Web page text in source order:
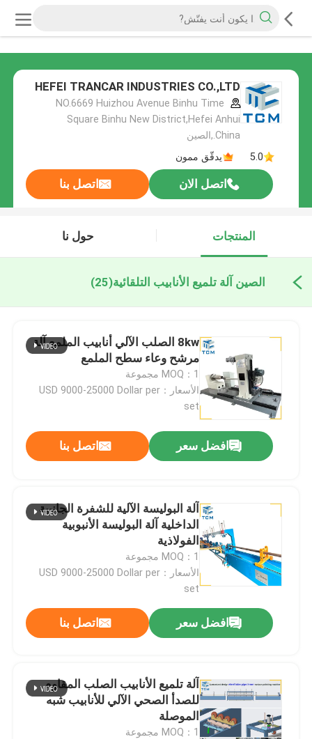
HEFEI TRANCAR INDUSTRIES CO.,LTD
NO.6669 Huizhou Avenue Binhu Time
Square Binhu New District,Hefei Anhui
China.,الصين
5.0
يدقّق ممون
اتصل الان اتصل بنا
المنتجات حول نا
الصين آلة تلميع الأنابيب التلقائية(25)
8kw الصلب الآلي أنابيب الملمع آلة
مرشح وعاء سطح الملمع
MOQ：1 مجموعة
الأسعار：USD 9000-25000 Dollar per
set
افضل سعر اتصل بنا
آلة البوليسة الآلية للشفرة الجانبية
الداخلية آلة البوليسة الأنبوبية
الفولاذية
MOQ：1 مجموعة
الأسعار：USD 9000-25000 Dollar per
set
افضل سعر اتصل بنا
آلة تلميع الأنابيب الصلب المقاوم
للصدأ الصحي الآلي للأنابيب شبه
الموصلة
MOQ：1 مجموعة